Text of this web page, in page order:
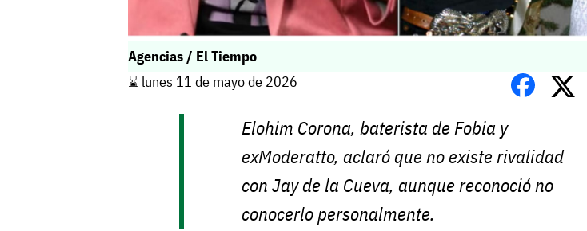
Agencias / El Tiempo
⌛️ lunes 11 de mayo de 2026
Elohim Corona, baterista de Fobia y
exModeratto, aclaró que no existe rivalidad
con Jay de la Cueva, aunque reconoció no
conocerlo personalmente.